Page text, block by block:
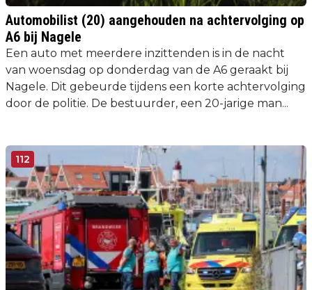
Automobilist (20) aangehouden na achtervolging op
A6 bij Nagele
Een auto met meerdere inzittenden is in de nacht
van woensdag op donderdag van de A6 geraakt bij
Nagele. Dit gebeurde tijdens een korte achtervolging
door de politie. De bestuurder, een 20-jarige man...
112